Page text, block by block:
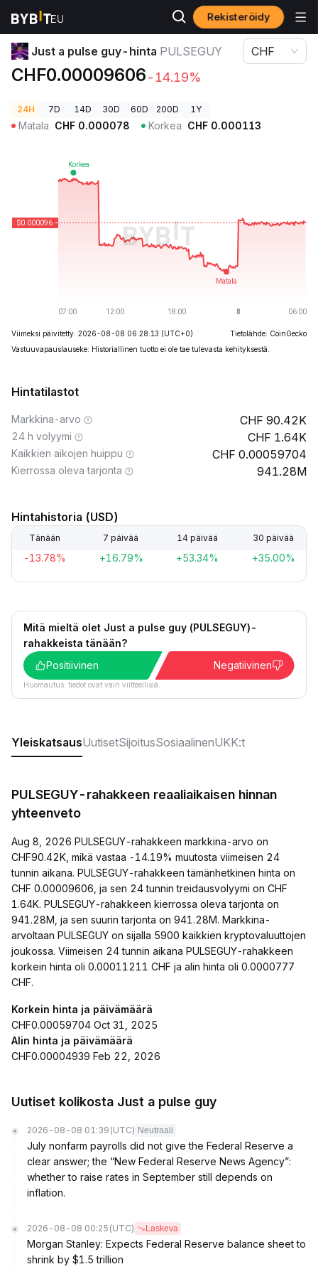
Rekisteröidy
Kryptohinnat Just a pulse guy-hinta PULSEGUY
Just a pulse guy-hinta PULSEGUY
CHF0.00009606-14.19%
CHF
24H 7D 14D 30D 60D 200D 1Y
Matala CHF 0.000078 Korkea CHF 0.000113
Viimeksi päivitetty: 2026-08-08 06:28:13 (UTC+0)
Tietolähde: CoinGecko
Vastuuvapauslauseke: Historiallinen tuotto ei ole tae tulevasta kehityksestä.
Hintatilastot
Markkina-arvo 90.42K
24 h volyymi 1.64K
Kaikkien aikojen huippu 0.00059704
Kierrossa oleva tarjonta 941.28M
Hintahistoria (USD)
Tänään 7 päivää 14 päivää 30 päivää
-13.78% +16.79% +53.34% +35.00%
Mitä mieltä olet Just a pulse guy (PULSEGUY)-
rahakkeista tänään?
Positiivinen
Negatiivinen
Huomautus: tiedot ovat vain viitteellisiä.
YleiskatsausUutisetSijoitusSosiaalinenUKK:t
PULSEGUY-rahakkeen reaaliaikaisen hinnan
yhteenveto
Aug 8, 2026 PULSEGUY-rahakkeen markkina-arvo on
CHF90.42K, mikä vastaa -14.19% muutosta viimeisen 24
tunnin aikana. PULSEGUY-rahakkeen tämänhetkinen hinta on
CHF 0.00009606, ja sen 24 tunnin treidausvolyymi on CHF
1.64K. PULSEGUY-rahakkeen kierrossa oleva tarjonta on
941.28M, ja sen suurin tarjonta on 941.28M. Markkina-
arvoltaan PULSEGUY on sijalla 5900 kaikkien kryptovaluuttojen
joukossa. Viimeisen 24 tunnin aikana PULSEGUY-rahakkeen
korkein hinta oli 0.00011211 CHF ja alin hinta oli 0.0000777
CHF.
Korkein hinta ja päivämäärä
CHF0.00059704 Oct 31, 2025
Alin hinta ja päivämäärä
CHF0.00004939 Feb 22, 2026
Uutiset kolikosta Just a pulse guy
2026-08-08 01:39 (UTC) Neutraali
July nonfarm payrolls did not give the Federal Reserve a
clear answer; the “New Federal Reserve News Agency”:
whether to raise rates in September still depends on
inflation.
2026-08-08 00:25 (UTC) Laskeva
Morgan Stanley: Expects Federal Reserve balance sheet to
shrink by $1.5 trillion